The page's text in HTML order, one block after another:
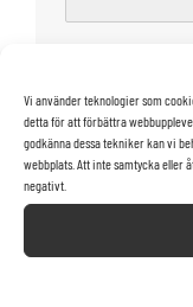
Vi använder teknologier som
detta för att förbättra
godkänna dessa tekniker kan vi
webbplats. Att inte samtycka eller
negativt.
Jag vill att
E-post
Telefon